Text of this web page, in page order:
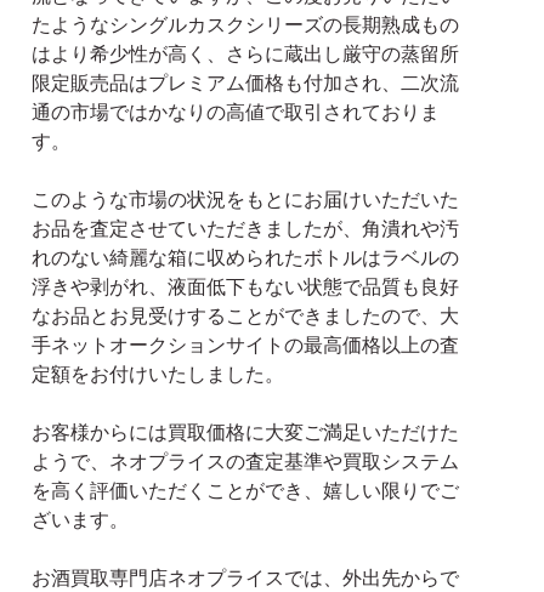
たようなシングルカスクシリーズの長期熟成もの
はより希少性が高く、さらに蔵出し厳守の蒸留所
限定販売品はプレミアム価格も付加され、二次流
通の市場ではかなりの高値で取引されておりま
す。
このような市場の状況をもとにお届けいただいた
お品を査定させていただきましたが、角潰れや汚
れのない綺麗な箱に収められたボトルはラベルの
浮きや剥がれ、液面低下もない状態で品質も良好
なお品とお見受けすることができましたので、大
手ネットオークションサイトの最高価格以上の査
定額をお付けいたしました。
お客様からには買取価格に大変ご満足いただけた
ようで、ネオプライスの査定基準や買取システム
を高く評価いただくことができ、嬉しい限りでご
ざいます。
お酒買取専門店ネオプライスでは、外出先からで